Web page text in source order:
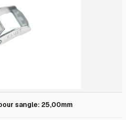
sangle: 25,00mm